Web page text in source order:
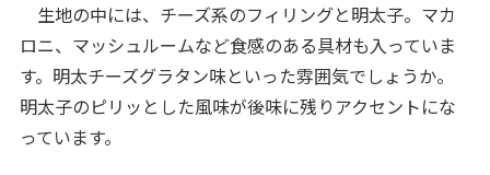
生地の中には、チーズ系のフィリングと明太子。マカ
ロニ、マッシュルームなど食感のある具材も入っていま
す。明太チーズグラタン味といった雰囲気でしょうか。
明太子のピリッとした風味が後味に残りアクセントにな
っています。